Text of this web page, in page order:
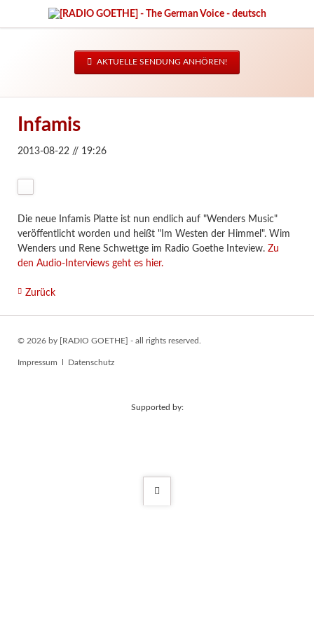
AKTUELLE SENDUNG ANHÖREN!
Infamis
2013-08-22 // 19:26
Die neue Infamis Platte ist nun endlich auf "Wenders Music"
veröffentlicht worden und heißt "Im Westen der Himmel". Wim
Wenders und Rene Schwettge im Radio Goethe Inteview. Zu
den Audio-Interviews geht es hier.
Zurück
© 2026 by [RADIO GOETHE] - all rights reserved.
Navigation
Impressum Datenschutz
Supported by: